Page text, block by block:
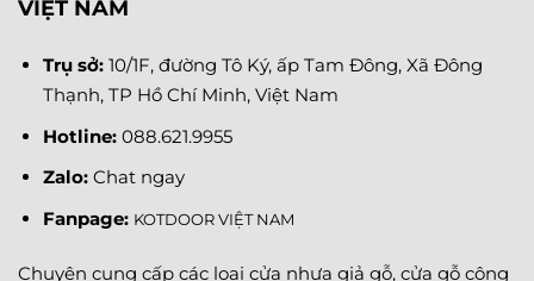
VIỆT NAM
Trụ sở: 10/1F, đường Tô Ký, ấp Tam Đông, Xã Đông
Thạnh, TP Hồ Chí Minh, Việt Nam
Hotline: 088.621.9955
Zalo: Chat ngay
Fanpage: KOTDOOR VIỆT NAM
Chuyên cung cấp các loại cửa nhựa giả gỗ, cửa gỗ công